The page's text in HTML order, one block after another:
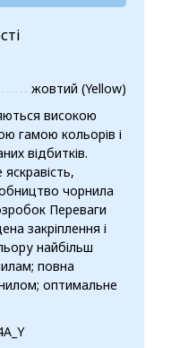
жовтий (Yellow)
високою
гамою кольорів і
відбитків.
чорнила
Переваги
закріплення і
найбільш
повна
оптимальне